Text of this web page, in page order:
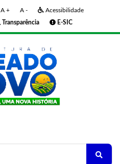
A + A -
Acessibilidade
Transparência E-SIC